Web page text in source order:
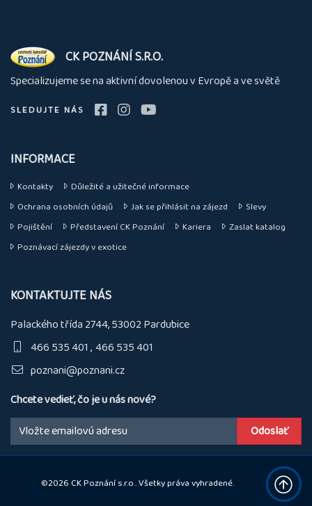
O
nás
CK POZNÁNÍ S.R.O.
Specializujeme se na aktivní dovolenou v Evropě a ve světě
SLEDUJTE NÁS
INFORMACE
Kontakty
Důležité a užitečné informace
Ochrana osobních údajů
Jak se přihlásit na zájezd
Slevy
Pojištění
Představení CK Poznání Kariera
Zaslat katalog
Poznávací zájezdy v exotice
KONTAKTUJTE NÁS
Palackého třída 2744, 53002 Pardubice
466 535 401 466 535 401
poznani@poznani.cz
Chcete vedieť, čo je u nás nové?
Email:
©2026 CK Poznání s.r.o.. Všetky práva vyhradené.